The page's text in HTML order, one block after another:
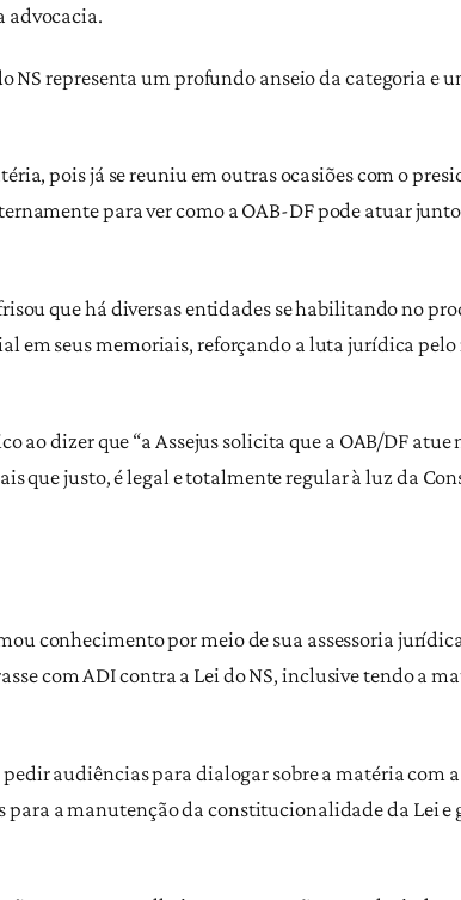
advocacia.
NS representa um profundo anseio da categoria e
pois já se reuniu em outras ocasiões com o
para ver como a OAB-DF pode atuar junto
que há diversas entidades se habilitando no
em seus memoriais, reforçando a luta jurídica
ao dizer que “a Assejus solicita que a OAB/DF atue
que justo, é legal e totalmente regular à luz da
conhecimento por meio de sua assessoria
com ADI contra a Lei do NS, inclusive tendo a
audiências para dialogar sobre a matéria com
a manutenção da constitucionalidade da Lei e